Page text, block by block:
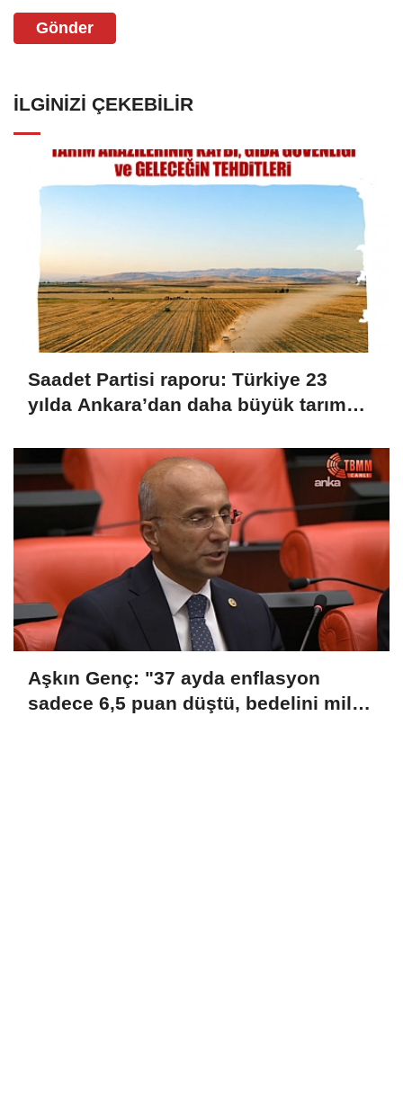
Gönder
İLGINIZI ÇEKEBILIR
Saadet Partisi raporu: Türkiye 23
yılda Ankara’dan daha büyük tarım
Aşkın Genç: "37 ayda enflasyon
sadece 6,5 puan düştü, bedelini millet